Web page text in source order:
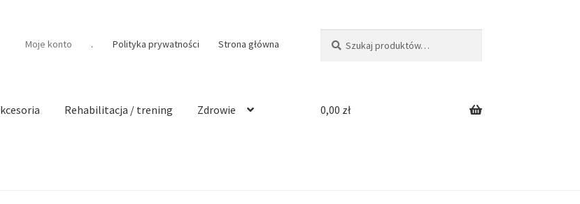
Moje konto . Polityka prywatności Strona główna
Rehabilitacja / trening Zdrowie 0,00 zł